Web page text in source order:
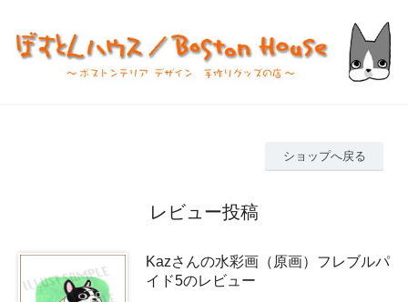
ショップへ戻る
レビュー投稿
Kazさんの水彩画（原画）フレブルパ
イド5のレビュー